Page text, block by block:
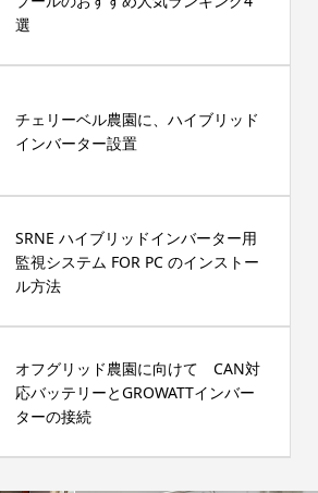
選
チェリーベル農園に、ハイブリッド
インバーター設置
SRNE ハイブリッドインバーター用
監視システム FOR PC のインストー
ル方法
オフグリッド農園に向けて CAN対
応バッテリーとGROWATTインバー
ターの接続